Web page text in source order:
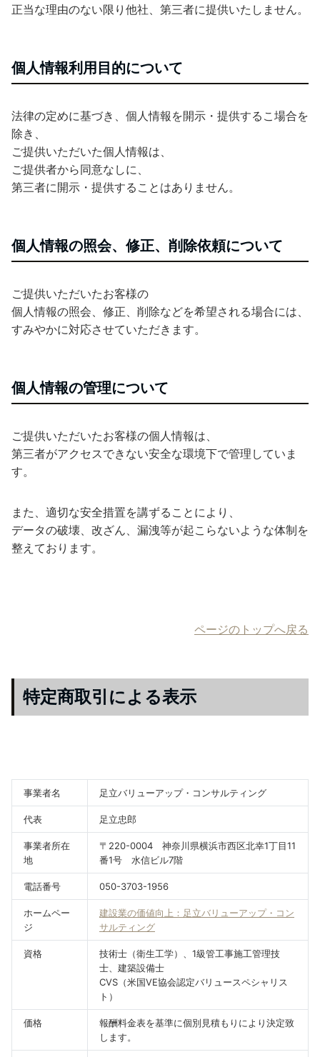
正当な理由のない限り他社、第三者に提供いたしません。
個人情報利用目的について
法律の定めに基づき、個人情報を開示・提供するこ場合を
除き、
ご提供いただいた個人情報は、
ご提供者から同意なしに、
第三者に開示・提供することはありません。
個人情報の照会、修正、削除依頼について
ご提供いただいたお客様の
個人情報の照会、修正、削除などを希望される場合には、
すみやかに対応させていただきます。
個人情報の管理について
ご提供いただいたお客様の個人情報は、
第三者がアクセスできない安全な環境下で管理していま
す。
また、適切な安全措置を講ずることにより、
データの破壊、改ざん、漏洩等が起こらないような体制を
整えております。
ページのトップへ戻る
特定商取引による表示
事業者名 足立バリューアップ・コンサルティング
代表 足立忠郎
事業者所在
地
〒220-0004 神奈川県横浜市西区北幸1丁目11
番1号 水信ビル7階
電話番号 050-3703-1956
ホームペー
ジ
建設業の価値向上：足立バリューアップ・コン
サルティング
資格
技術士（衛生工学）、1級管工事施工管理技
士、建築設備士
CVS（米国VE協会認定バリュースペシャリス
ト）
価格
報酬料金表を基準に個別見積もりにより決定致
します。